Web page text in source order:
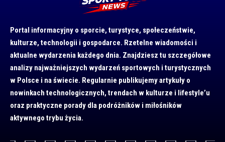
Portal informacyjny o sporcie, turystyce, społeczeństwie,
kulturze, technologii i gospodarce. Rzetelne wiadomości i
aktualne wydarzenia każdego dnia. Znajdziesz tu szczegółowe
analizy najważniejszych wydarzeń sportowych i turystycznych
w Polsce i na świecie. Regularnie publikujemy artykuły o
nowinkach technologicznych, trendach w kulturze i lifestyle’u
oraz praktyczne porady dla podróżników i miłośników
aktywnego trybu życia.